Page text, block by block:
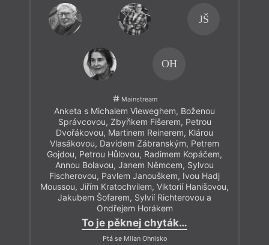
JŠ
OH
Mainstream
Anketa s Michalem Vieweghem, Boženou
Správcovou, Zbyňkem Fišerem, Petrou
Dvořákovou, Martinem Reinerem, Klárou
Vlasákovou, Davidem Zábranským, Petrem
Gojdou, Petrou Hůlovou, Radimem Kopáčem,
Annou Bolavou, Janem Němcem, Sylvou
Fischerovou, Pavlem Janouškem, Ivou Hadj
Moussou, Jiřím Kratochvilem, Viktorií Hanišovou,
Jakubem Šofarem, Sylvií Richterovou a
Ondřejem Horákem
To je pěknej chyták…
Ptá se Milan Ohnisko